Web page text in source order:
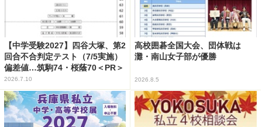
【中学受験2027】四谷大塚、第2
回合不合判定テスト（7/5実施）
偏差値…筑駒74・桜蔭70＜PR＞
2026.7.10
高校囲碁全国大会、団体戦は
灘・南山女子部が優勝
2026.8.5